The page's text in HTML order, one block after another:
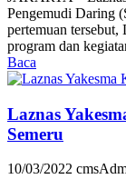
Pengemudi Daring
pertemuan tersebut,
program dan
Baca
Laznas
Semeru
10/03/2022